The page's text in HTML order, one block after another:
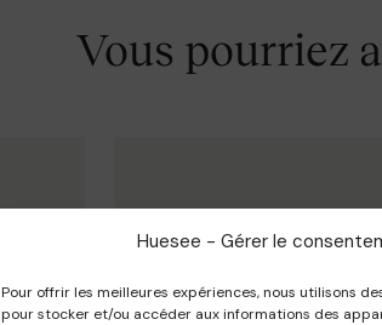
Huesee - Gérer le
Pour offrir les meilleures expériences, nous utilisons
pour stocker et/ou accéder aux informations des
Vous pourriez